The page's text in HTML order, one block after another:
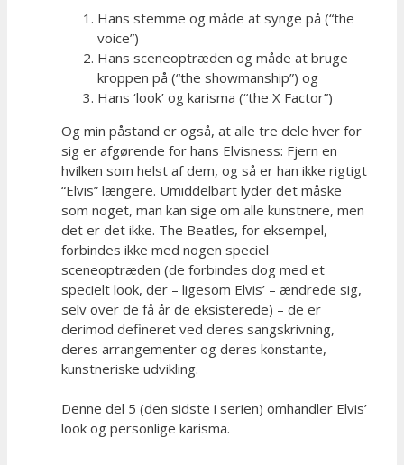
Hans stemme og måde at synge på (“the
voice”)
Hans sceneoptræden og måde at bruge
kroppen på (“the showmanship”) og
Hans ‘look’ og karisma (“the X Factor”)
Og min påstand er også, at alle tre dele hver for
sig er afgørende for hans Elvisness: Fjern en
hvilken som helst af dem, og så er han ikke rigtigt
“Elvis” længere. Umiddelbart lyder det måske
som noget, man kan sige om alle kunstnere, men
det er det ikke. The Beatles, for eksempel,
forbindes ikke med nogen speciel
sceneoptræden (de forbindes dog med et
specielt look, der – ligesom Elvis’ – ændrede sig,
selv over de få år de eksisterede) – de er
derimod defineret ved deres sangskrivning,
deres arrangementer og deres konstante,
kunstneriske udvikling.
Denne del 5 (den sidste i serien) omhandler Elvis’
look og personlige karisma.